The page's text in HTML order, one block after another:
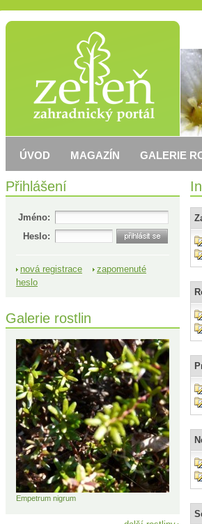
Přihlášení
Jméno:
Heslo:
nová registrace
zapomenuté
heslo
Galerie rostlin
Empetrum nigrum
ÚVOD MAGAZÍN GALERIE